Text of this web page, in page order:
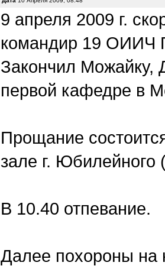
9 апреля 2009 г.
командир 19 ОИИЧ
Закончил Можайку,
первой кафедре в
Прощание
зале г.
В 10.40 отпевание.
Далее похороны на